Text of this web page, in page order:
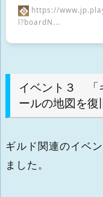
https://
l?boardN...
イベント３ 「
ールの地図を復
ギルド関連のイベ
ました。